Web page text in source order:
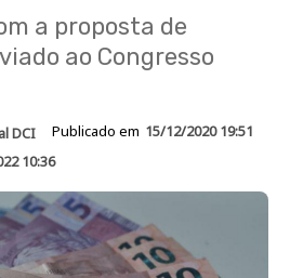
a proposta de
ao Congresso
DCI Publicado em 15/12/2020 19:51
10:36